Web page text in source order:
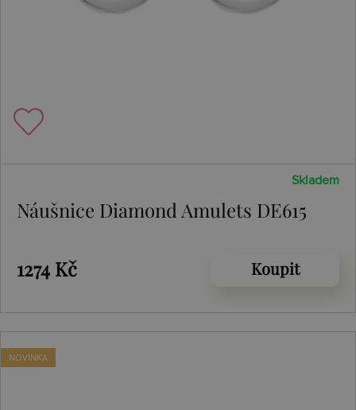
Skladem
Náušnice Diamond Amulets DE615
1274 Kč Koupit
NOVINKA